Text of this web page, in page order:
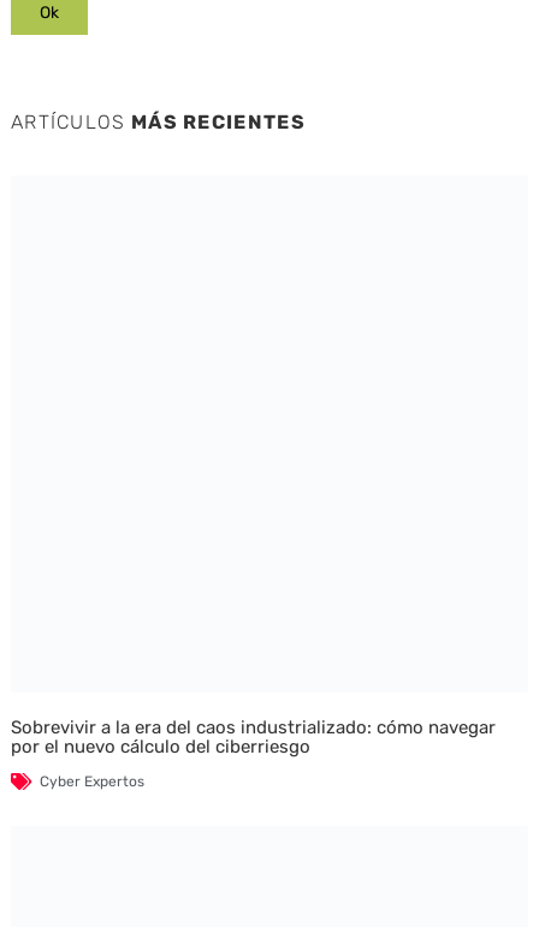
ARTÍCULOS MÁS RECIENTES
Sobrevivir a la era del caos industrializado: cómo navegar
por el nuevo cálculo del ciberriesgo
Cyber Expertos